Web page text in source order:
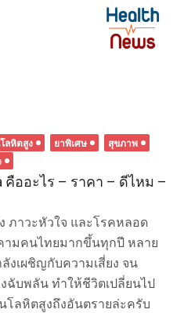
ลหิตสูง ยาพิเศษ
สุขภาพ
คืออะไร – ราคา – ดีไหม –
าวะหัวใจ และโรคหลอด
ามคนไทยมากขึ้นทุกปี หลาย
งเผชิญกับความเสี่ยง จน
ฉับพลัน ทำให้ชีวิตเปลี่ยนไป
ลหิตสูงถึงอันตรายล่ะครับ